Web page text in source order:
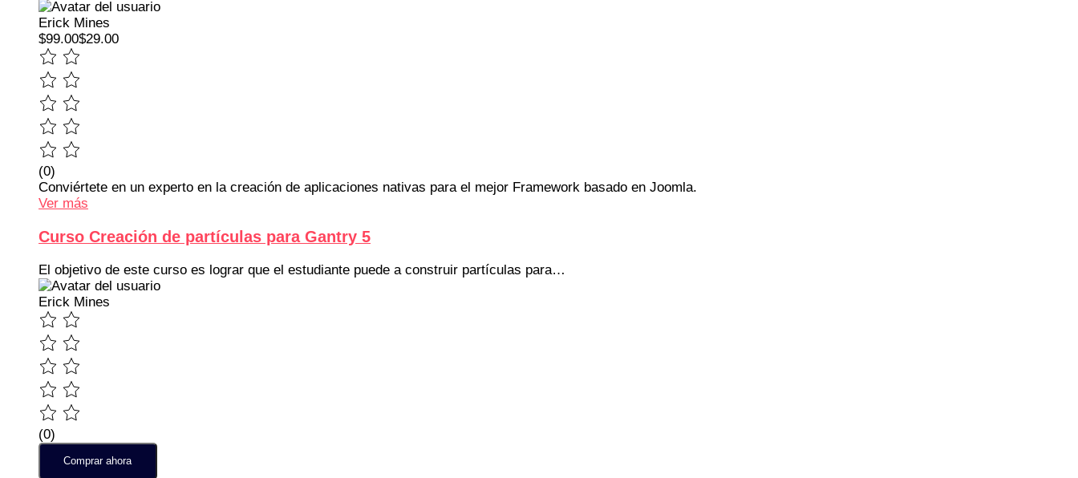
Erick Mines
$99.00$29.00
(0)
Conviértete en un experto en la creación de aplicaciones nativas para el mejor Framework basado en Joomla.
Ver más
Curso Creación de partículas para Gantry 5
El objetivo de este curso es lograr que el estudiante puede a construir partículas para…
Erick Mines
(0)
Comprar ahora